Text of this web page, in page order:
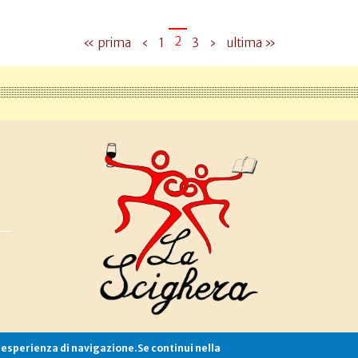
« prima ‹ 1 2 3 › ultima »
Associazione La Scigheracopyleft |cookies
di navigazione.Se continui nella